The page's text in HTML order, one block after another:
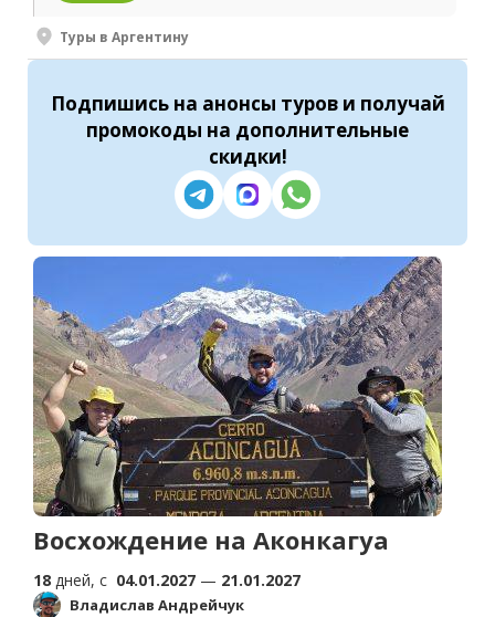
Туры в Аргентину
Подпишисьна анонсы туров и получай
промокоды на дополнительные
скидки!
Восхождение на Аконкагуа
18 дней, c 04.01.2027 — 21.01.2027
Владислав Андрейчук